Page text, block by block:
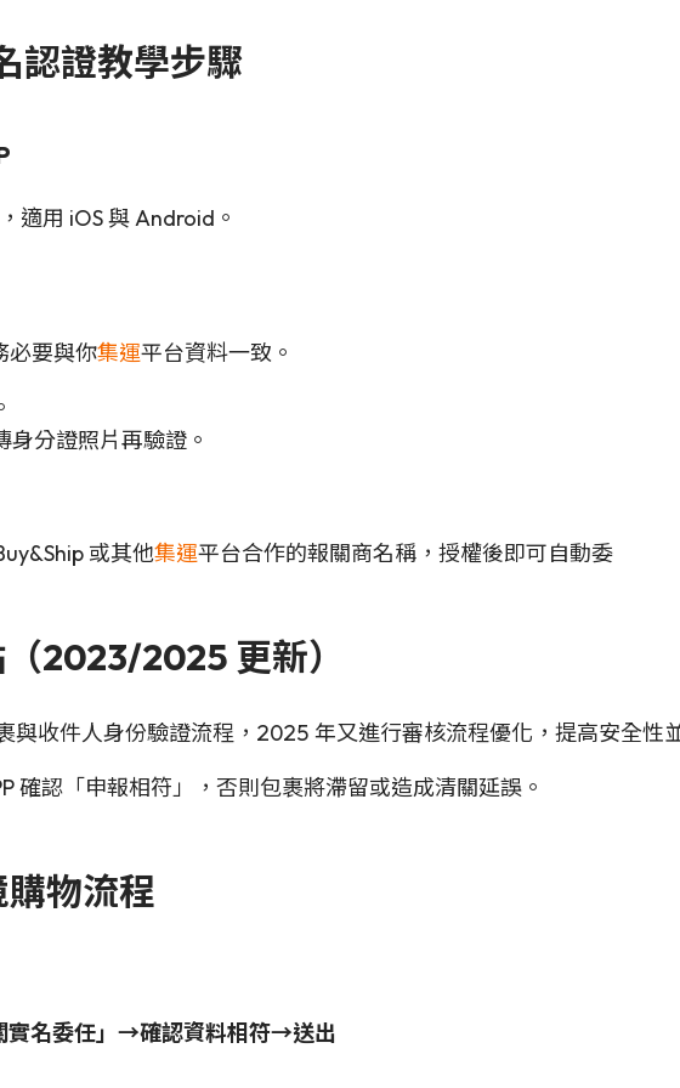
認證教學步驟
適用 iOS 與 Android。
必要與你集運平台資料一致。
分證照片再驗證。
或其他集運平台合作的報關商名稱，授權後即可自動委
2023/2025 更新）
收件人身份驗證流程，2025 年又進行審核流程優化，提高安全性
確認「申報相符」，否則包裹將滯留或造成清關延誤。
物流程
實名委任」→確認資料相符→送出